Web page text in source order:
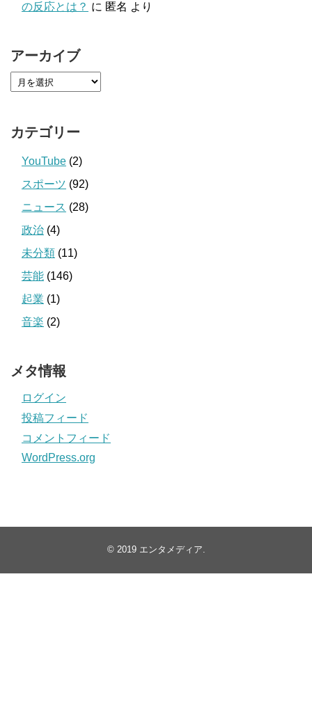
の反応とは？ に 匿名 より
アーカイブ
カテゴリー
YouTube (2)
スポーツ (92)
ニュース (28)
政治 (4)
未分類 (11)
芸能 (146)
起業 (1)
音楽 (2)
メタ情報
ログイン
投稿フィード
コメントフィード
WordPress.org
© 2019 エンタメディア.